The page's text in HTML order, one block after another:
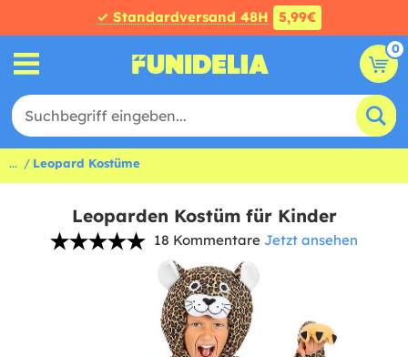
✓ Standardversand 48H 5,99€
0
... Leopard Kostüme
Leoparden Kostüm für Kinder
18 Kommentare Jetzt ansehen